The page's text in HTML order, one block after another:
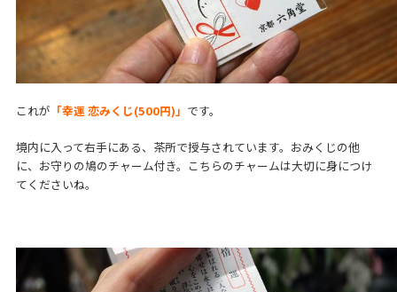
これが 「幸運 恋みくじ(500円)」 です。
境内に入って右手にある、茶所で授与されています。おみくじの他
に、お守りの鳩のチャーム付き。こちらのチャームは大切に身につけ
てくださいね。